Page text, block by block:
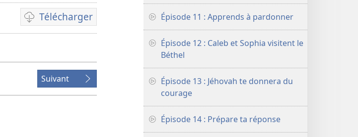
Télécharger
Options
de
des
vidéosSuivant
Épisode 11 : Apprends à pardonner
Épisode 12 : Caleb et Sophia visitent le
Béthel
Épisode 13 : Jéhovah te donnera du
courage
Épisode 14 : Prépare ta réponse